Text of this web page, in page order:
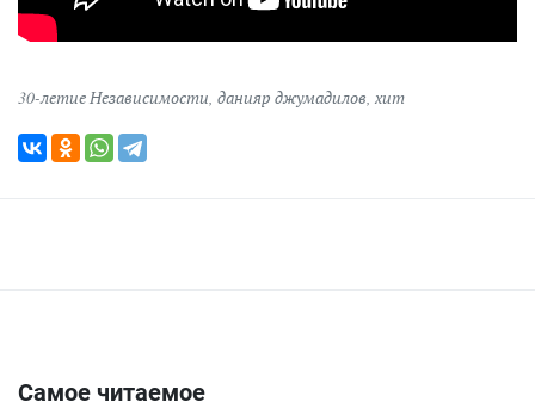
30-летие Независимости, данияр джумадилов, хит
Самое читаемое